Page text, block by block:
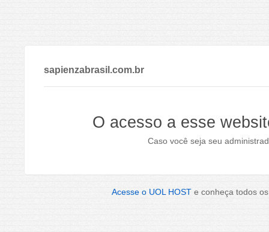
sapienzabrasil.com.br
O acesso a esse
Caso você seja seu
Acesse o UOL HOST e conheça todos